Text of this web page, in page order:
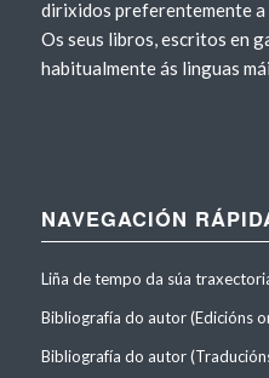
dirixidos preferentemente
Os seus libros, escritos en
habitualmente ás linguas
NAVEGACIÓN
Liña de tempo da súa
Bibliografía do autor (Edicións
Bibliografía do autor